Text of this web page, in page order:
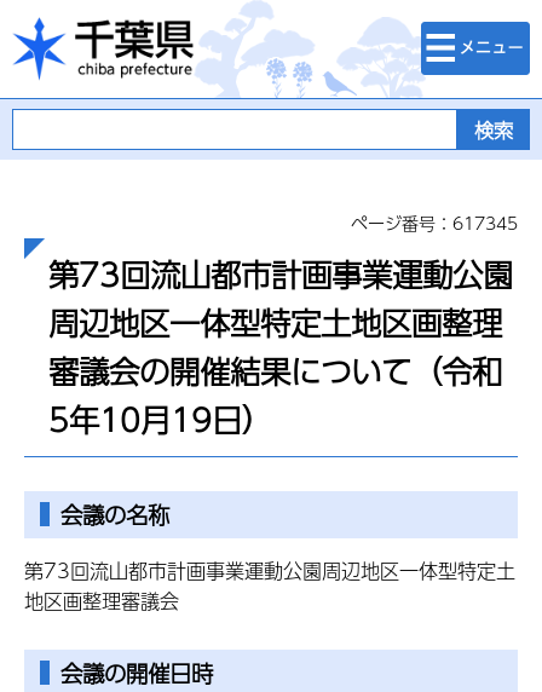
千葉県
検索・メニュ
ー
ページ番号：617345
第73回流山都市計画事業運動公園
周辺地区一体型特定土地区画整理
審議会の開催結果について（令和
5年10月19日）
会議の名称
第73回流山都市計画事業運動公園周辺地区一体型特定土
地区画整理審議会
会議の開催日時